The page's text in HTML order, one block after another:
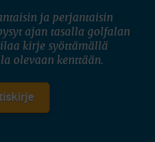
ja perjantaisin
ajan tasalla golfalan
kirje syöttämällä
olevaan kenttään.